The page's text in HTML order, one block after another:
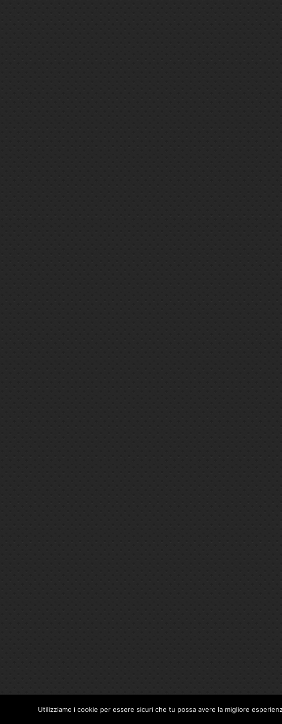
|
Utilizziamo i cookie per essere sicuri che tu possa avere la migliore